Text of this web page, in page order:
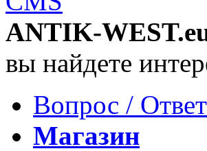
ANTIK-
вы найдете
Вопрос / Ответ
Магазин